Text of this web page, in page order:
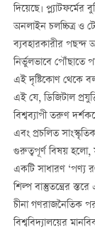
দিয়েছে।
অনলাইন চলচ্চিত্র ও
ব্যবহারকারীর পছন্দ
নির্ভুলভাবে পৌঁছাতে
এই দৃষ্টিকোণ থেকে
এই যে, ডিজিটাল
বিশ্বব্যাপী তরুণ
এবং প্রচলিত
গুরুত্বপূর্ণ বিষয় হলো,
একটি সাধারণ ‘পণ্য
শিল্প বাস্তুতন্ত্রের
চীনা গণরাজনৈতিক
বিশ্ববিদ্যালয়ের